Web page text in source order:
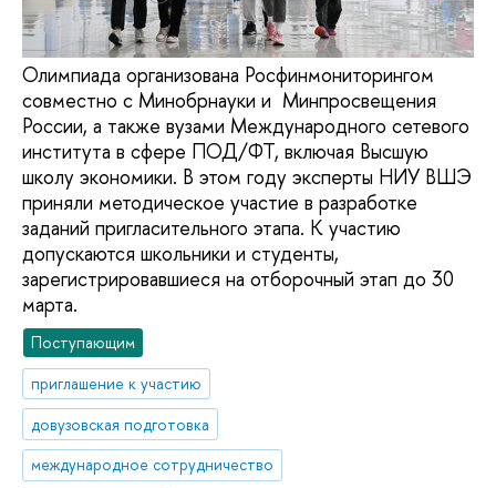
Олимпиада организована Росфинмониторингом
совместно с Минобрнауки и Минпросвещения
России, а также вузами Международного сетевого
института в сфере ПОД/ФТ, включая Высшую
школу экономики. В этом году эксперты НИУ ВШЭ
приняли методическое участие в разработке
заданий пригласительного этапа. К участию
допускаются школьники и студенты,
зарегистрировавшиеся на отборочный этап до 30
марта.
Поступающим
приглашение к участию
довузовская подготовка
международное сотрудничество